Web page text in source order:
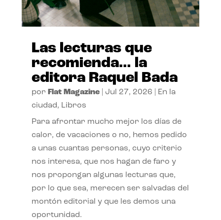
Las lecturas que
recomienda… la
editora Raquel Bada
por Flat Magazine| Jul 27, 2026
En la
ciudad, Libros
Para afrontar mucho mejor los días de
calor, de vacaciones o no, hemos pedido
a unas cuantas personas, cuyo criterio
nos interesa, que nos hagan de faro y
nos propongan algunas lecturas que,
por lo que sea, merecen ser salvadas del
montón editorial y que les demos una
oportunidad.